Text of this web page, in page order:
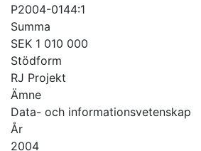
P2004-0144:1
Summa
SEK 1 010 000
Stödform
RJ Projekt
Ämne
Data- och informationsvetenskap
År
2004